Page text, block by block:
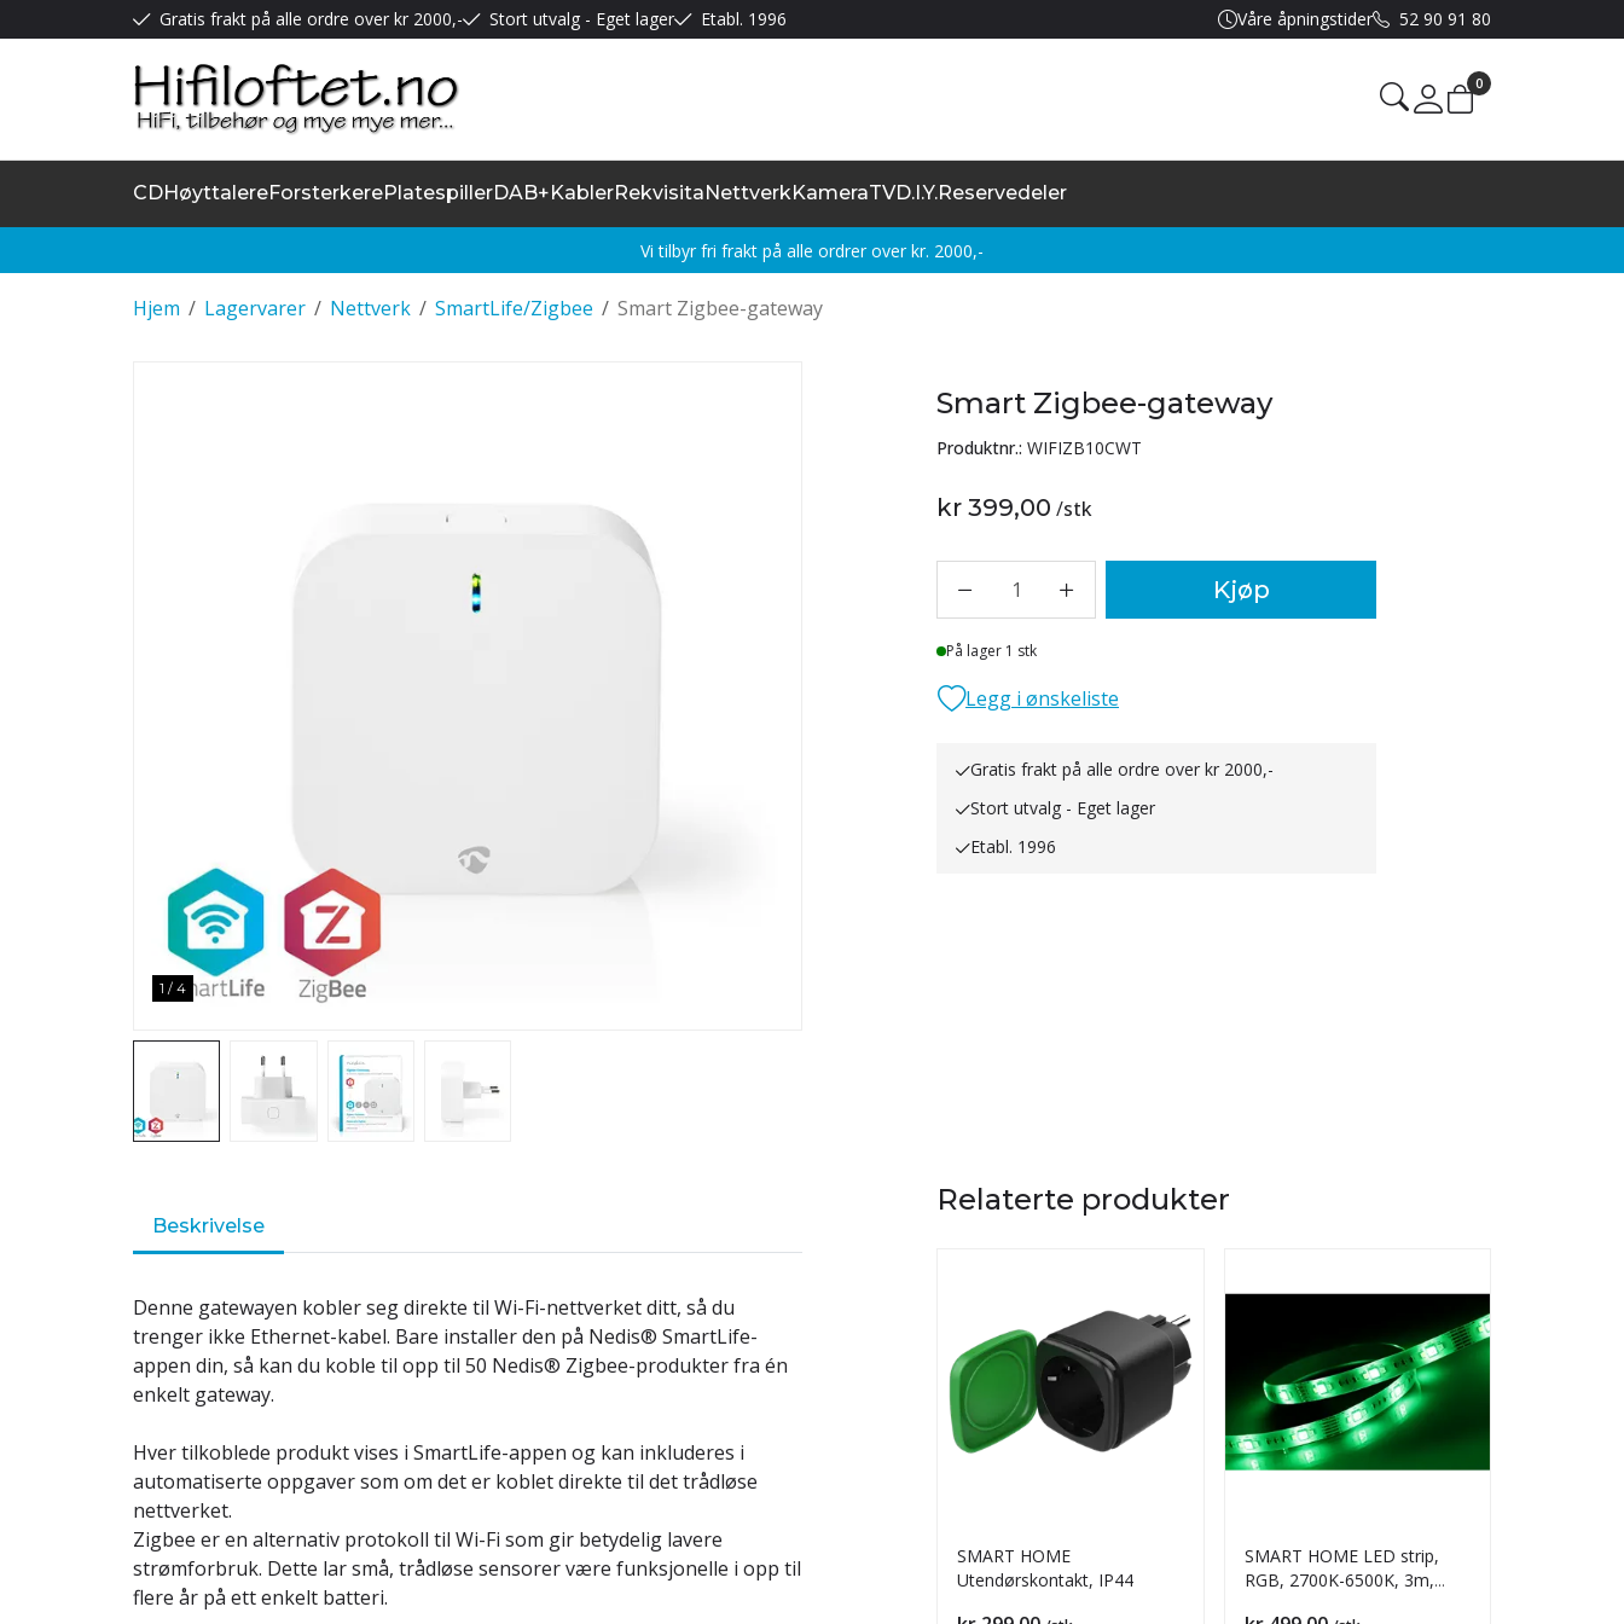
Gratis frakt på alle ordre over kr 2000,- Stort utvalg - Eget lager Etabl. 1996 Våre åpningstider 52 90 91 80
Mine sider
0
CDHøyttalereForsterkerePlatespillerDAB+KablerRekvisitaNettverkKameraTVD.I.Y.Reservedeler
Vi tilbyr fri frakt på alle ordrer over kr. 2000,-
/
Hjem /
Lagervarer /
Nettverk /
SmartLife/Zigbee Smart Zigbee-gateway
1 / 4
Smart Zigbee-gateway
Produktnr.: WIFIZB10CWT
kr 399,00 /stk
1 Kjøp
Lager
På lager 1 stk
Legg i ønskeliste
Gratis frakt på alle ordre over kr 2000,-
Stort utvalg - Eget lager
Etabl. 1996
Beskrivelse
Denne gatewayen kobler seg direkte til Wi-Fi-nettverket ditt, så du
trenger ikke Ethernet-kabel. Bare installer den på Nedis® SmartLife-
appen din, så kan du koble til opp til 50 Nedis® Zigbee-produkter fra én
enkelt gateway.
Hver tilkoblede produkt vises i SmartLife-appen og kan inkluderes i
automatiserte oppgaver som om det er koblet direkte til det trådløse
nettverket.
Zigbee er en alternativ protokoll til Wi-Fi som gir betydelig lavere
strømforbruk. Dette lar små, trådløse sensorer være funksjonelle i opp til
flere år på ett enkelt batteri.
Relaterte produkter
SMART HOME
Utendørskontakt, IP44
SMART HOME LED strip,
RGB, 2700K-6500K, 3m,